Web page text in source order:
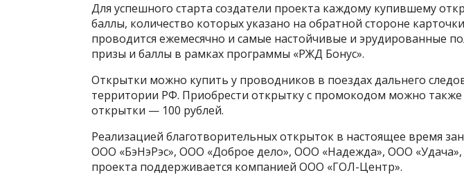
Для успешного старта создатели проекта каждому купившему
баллы, количество которых указано на обратной стороне
проводится ежемесячно и самые настойчивые и эрудированные
призы и баллы в рамках программы «РЖД Бонус».
Открытки можно купить у проводников в поездах дальнего
территории РФ. Приобрести открытку с промокодом можно также
открытки — 100 рублей.
Реализацией благотворительных открыток в настоящее время
ООО «БэНэРэс», ООО «Доброе дело», ООО «Надежда», ООО
проекта поддерживается компанией ООО «ГОЛ-Центр».